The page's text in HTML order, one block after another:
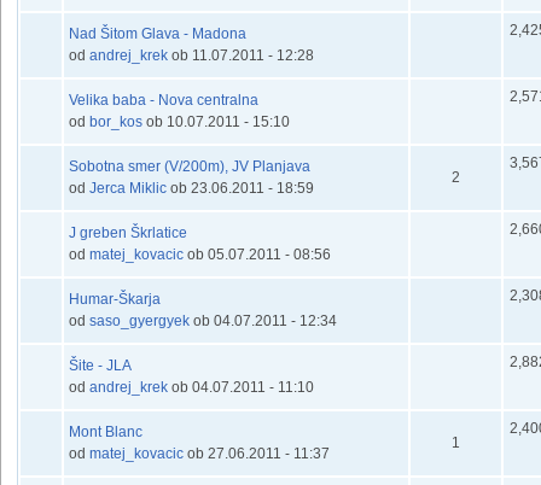
default
Nad Šitom Glava - Madona
od andrej_krek ob 11.07.2011 - 12:28
default
Velika baba - Nova centralna
od bor_kos ob 10.07.2011 - 15:10
default
Sobotna smer (V/200m), JV Planjava
od Jerca Miklic ob 23.06.2011 - 18:59
2
default
J greben Škrlatice
od matej_kovacic ob 05.07.2011 - 08:56
default
Humar-Škarja
od saso_gyergyek ob 04.07.2011 - 12:34
default
Šite - JLA
od andrej_krek ob 04.07.2011 - 11:10
default
Mont Blanc
od matej_kovacic ob 27.06.2011 - 11:37
1